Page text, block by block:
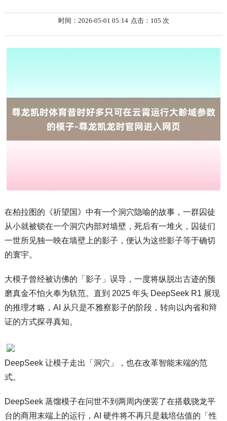
时间：2026-05-01 05:14 点击：105 次
在柏拉图的《祈望国》中有一个洞穴隐喻的故事，一群囚徒
从小就被锁在一个洞穴内部对墙壁，死后有一堆火，囚徒们
一世所见独一映在墙壁上的影子，便认为这些影子等于确切
的寰宇。
大模子曾经被访佛的「影子」误导，一度将纵脱出古迹的预
磨真金不怕火奉为轨范。直到 2025 年头 DeepSeek R1 展现
的推理才略，AI 从只是不雅察影子的阶段，转向以内省和辩
证的方式探寻真知。
DeepSeek 让模子走出「洞穴」，也在改革智能末端的范
式。
DeepSeek 蒸馏模子在问世不到两周内便罢了在搭载骁龙平
台的商用末端上的运行，AI 硬件将不再只是栽培估值的「性